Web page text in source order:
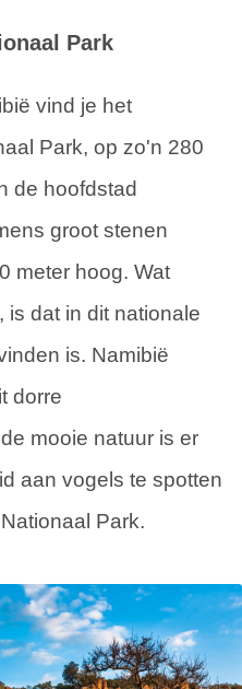
Park
vind je het
Park, op zo'n 280
de hoofdstad
groot stenen
meter hoog. Wat
is dat in dit nationale
is. Namibië
dorre
mooie natuur is er
aan vogels te spotten
Park.